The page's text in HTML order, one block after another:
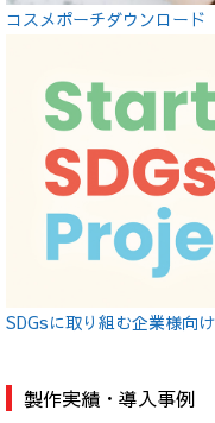
コスメポーチダウンロード
SDGsに取り組む企業様向
製作実績・導入事例